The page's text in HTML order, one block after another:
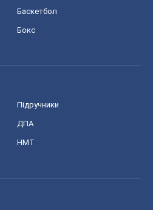
Баскетбол
Бокс
Підручники
ДПА
НМТ